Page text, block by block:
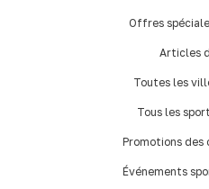
Offres
Articles
Toutes les
Tous les
Promotions des
Événements